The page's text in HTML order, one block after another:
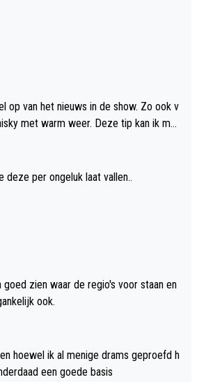
op van het nieuws in de show. Zo ook v
met warm weer. Deze tip kan ik met
per ongeluk laat vallen..
zien waar de regio's voor staan en
ook.
hoewel ik al menige drams geproefd h
een goede basis